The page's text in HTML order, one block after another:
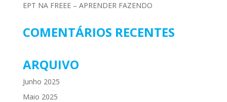
EPT NA FREEE – APRENDER FAZENDO
COMENTÁRIOS RECENTES
ARQUIVO
Junho 2025
Maio 2025